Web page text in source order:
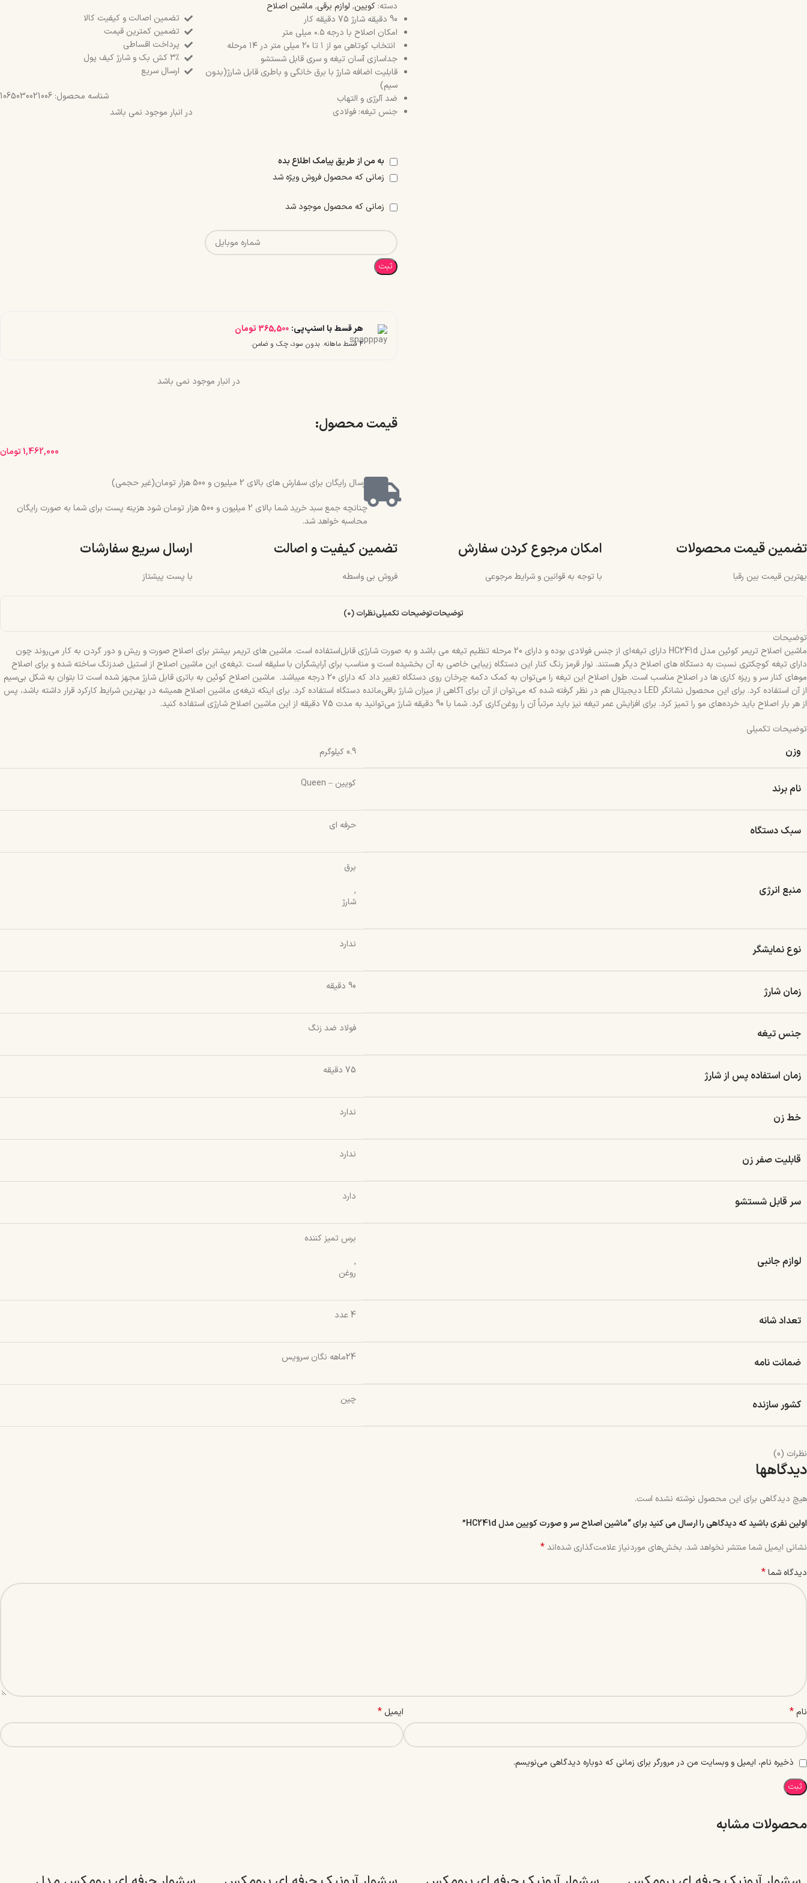
دسته: کویین, لوازم برقی, ماشین اصلاح
90 دقیقه شارژ 75 دقیقه کار
امکان اصلاح با درجه ۰.۵ میلی متر
انتخاب کوتاهی مو از ۱ تا ۲۰ میلی متر در ۱۴ مرحله
جداسازی آسان تیغه و سری قابل شستشو
قابلیت اضافه شارژ با برق خانگی و باطری قابل شارژ(بدون
سیم)
ضد آلرژی و التهاب
جنس تیغه: فولادی
به من از طریق پیامک اطلاع بده
زمانی که محصول فروش ویژه شد
زمانی که محصول موجود شد
ثبت
تضمین اصالت و کیفیت کالا
تضمین کمترین قیمت
پرداخت اقساطی
۳٪ کش بک و شارژ کیف پول
ارسال سریع
شناسه محصول: 1065030021006
در انبار موجود نمی باشد
هر قسط با اسنپ‌پی: 365,500 تومان
۴ قسط ماهانه. بدون سود، چک و ضامن.
در انبار موجود نمی باشد
قیمت محصول:​
1,462,000تومان
ارسال رایگان برای سفارش های بالای 2 میلیون و 500 هزار تومان(غیر حجمی)
چنانچه جمع سبد خرید شما بالای 2 میلیون و 500 هزار تومان شود هزینه پست برای شما به صورت رایگان
محاسبه خواهد شد.
تضمین قیمت محصولات
بهترین قیمت بین رقبا
امکان مرجوع کردن سفارش
با توجه به قوانین و شرایط مرجوعی
تضمین کیفیت و اصالت
فروش بی واسطه
ارسال سریع سفارشات
با پست پیشتاز
توضیحاتتوضیحات تکمیلینظرات (0)
توضیحات
ماشین اصلاح تریمر کوئین مدل HC241d دارای تیغه‌‌ای از جنس فولادی بوده و دارای 20 مرحله تنظیم تیغه می باشد و به صورت شارژی قابل‌استفاده است. ماشین های تریمر بیشتر برای اصلاح صورت و ریش و دور گردن به کار می‌روند چون
دارای تیغه کوچکتری نسبت به دستگاه های اصلاح دیگر هستند. نوار قرمز رنگ کنار این دستگاه زیبایی خاصی به آن بخشیده است و مناسب برای آرایشگران با سلیقه است .تیغه‌ی این ماشین اصلاح از استیل ضدزنگ ساخته شده و برای اصلاح
موهای کنار سر و ریزه کاری ها در اصلاح مناسب است. طول اصلاح این تیغه را می‌توان به کمک دکمه چرخان روی دستگاه تغییر داد که دارای 20 درجه میباشد. ماشین اصلاح کوئین به باتری قابل شارژ مجهز شده است تا بتوان به شکل بی‌سیم
از آن استفاده کرد. برای این محصول نشانگر LED دیجیتال هم در نظر گرفته شده که می‌توان از آن برای آگاهی از میزان شارژ باقی‌مانده دستگاه استفاده کرد. برای اینکه تیغه‌ی ماشین اصلاح همیشه در بهترین شرایط کارکرد قرار داشته باشد، پس
از هر بار اصلاح باید خرده‌های مو را تمیز کرد. برای افزایش عمر تیغه نیز باید مرتباً آن را روغن‌کاری کرد. شما با 90 دقیقه شارژ می‌توانید به مدت 75 دقیقه از این ماشین اصلاح شارژی استفاده کنید.
توضیحات تکمیلی
وزن 0.9 کیلوگرم
نام برند کویین – Queen
سبک دستگاه حرفه ای
منبع انرژی
برق
,
شارژ
نوع نمایشگر ندارد
زمان شارژ 90 دقیقه
جنس تیغه فولاد ضد زنگ
زمان استفاده پس از شارژ 75 دقیقه
خط زن ندارد
قابلیت صفر زن ندارد
سر قابل شستشو دارد
لوازم جانبی
برس تمیز کننده
,
روغن
تعداد شانه 4 عدد
ضمانت نامه 24ماهه نگان سرویس
کشور سازنده چین
نظرات (0)
دیدگاهها
هیچ دیدگاهی برای این محصول نوشته نشده است.
اولین نفری باشید که دیدگاهی را ارسال می کنید برای “ماشین اصلاح سر و صورت کویین مدل HC241d”
نشانی ایمیل شما منتشر نخواهد شد. بخش‌های موردنیاز علامت‌گذاری شده‌اند*
دیدگاه شما*
نام* ایمیل *
ذخیره نام، ایمیل و وبسایت من در مرورگر برای زمانی که دوباره دیدگاهی می‌نویسم.
محصولات مشابه